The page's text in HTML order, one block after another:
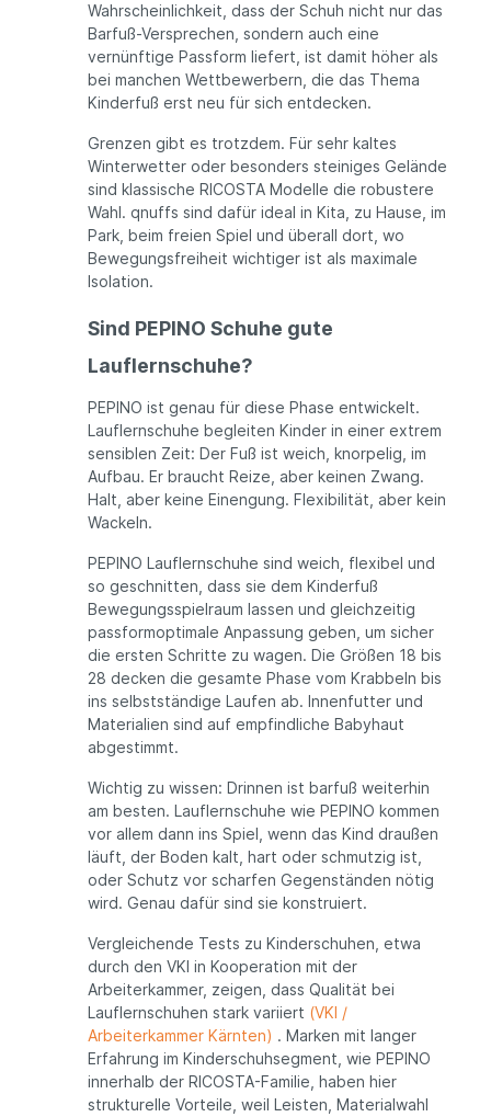
Wahrscheinlichkeit, dass der Schuh nicht nur das
Barfuß-Versprechen, sondern auch eine
vernünftige Passform liefert, ist damit höher als
bei manchen Wettbewerbern, die das Thema
Kinderfuß erst neu für sich entdecken.
Grenzen gibt es trotzdem. Für sehr kaltes
Winterwetter oder besonders steiniges Gelände
sind klassische RICOSTA Modelle die robustere
Wahl. qnuffs sind dafür ideal in Kita, zu Hause, im
Park, beim freien Spiel und überall dort, wo
Bewegungsfreiheit wichtiger ist als maximale
Isolation.
Sind PEPINO Schuhe gute
Lauflernschuhe?
PEPINO ist genau für diese Phase entwickelt.
Lauflernschuhe begleiten Kinder in einer extrem
sensiblen Zeit: Der Fuß ist weich, knorpelig, im
Aufbau. Er braucht Reize, aber keinen Zwang.
Halt, aber keine Einengung. Flexibilität, aber kein
Wackeln.
PEPINO Lauflernschuhe sind weich, flexibel und
so geschnitten, dass sie dem Kinderfuß
Bewegungsspielraum lassen und gleichzeitig
passformoptimale Anpassung geben, um sicher
die ersten Schritte zu wagen. Die Größen 18 bis
28 decken die gesamte Phase vom Krabbeln bis
ins selbstständige Laufen ab. Innenfutter und
Materialien sind auf empfindliche Babyhaut
abgestimmt.
Wichtig zu wissen: Drinnen ist barfuß weiterhin
am besten. Lauflernschuhe wie PEPINO kommen
vor allem dann ins Spiel, wenn das Kind draußen
läuft, der Boden kalt, hart oder schmutzig ist,
oder Schutz vor scharfen Gegenständen nötig
wird. Genau dafür sind sie konstruiert.
Vergleichende Tests zu Kinderschuhen, etwa
durch den VKI in Kooperation mit der
Arbeiterkammer, zeigen, dass Qualität bei
Lauflernschuhen stark variiert (VKI /
Arbeiterkammer Kärnten) . Marken mit langer
Erfahrung im Kinderschuhsegment, wie PEPINO
innerhalb der RICOSTA-Familie, haben hier
strukturelle Vorteile, weil Leisten, Materialwahl